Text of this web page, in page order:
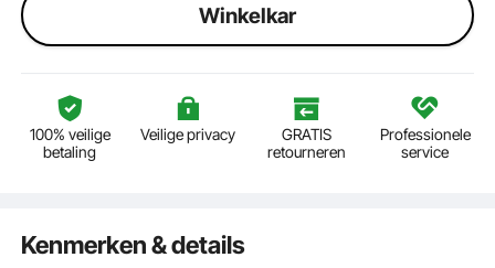
Winkelkar
100% veilige
betaling
Veilige privacy
GRATIS
retourneren
Professionele
service
Kenmerken & details